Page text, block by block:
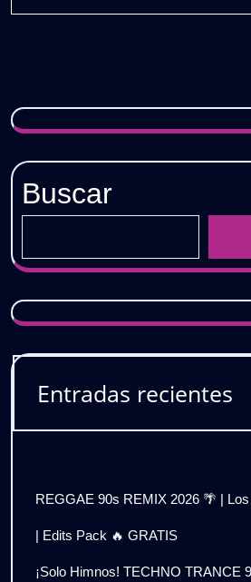
Buscar
Entradas recientes
REGGAE 90s REMIX 2026 🌴 |
| Edits Pack 🔥 GRATIS
¡Solo Himnos! TECHNO TRANCE